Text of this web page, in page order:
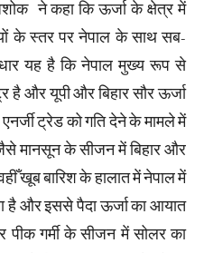
ने कहा कि ऊर्जा के क्षेत्र में
के स्तर पर नेपाल के साथ सब-
यह है कि नेपाल मुख्य रूप से
है और यूपी और बिहार सौर ऊर्जा
ट्रेड को गति देने के मामले में
मानसून के सीजन में बिहार और
खूब बारिश के हालात में नेपाल में
है और इससे पैदा ऊर्जा का आयात
पीक गर्मी के सीजन में सोलर का